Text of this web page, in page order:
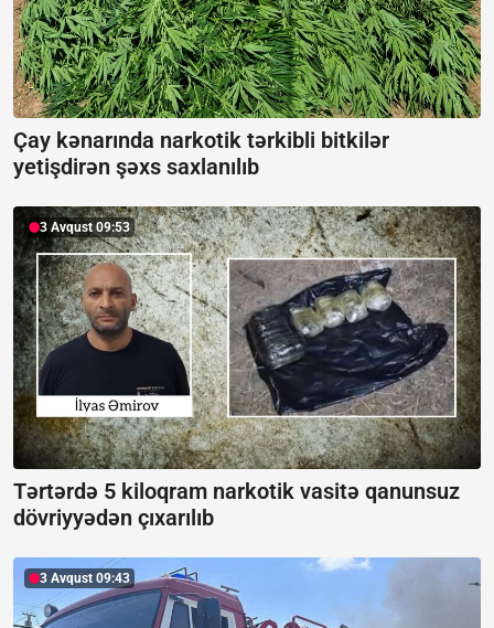
Çay kənarında narkotik tərkibli bitkilər
yetişdirən şəxs saxlanılıb
3 Avqust 09:53
Tərtərdə 5 kiloqram narkotik vasitə qanunsuz
dövriyyədən çıxarılıb
3 Avqust 09:43